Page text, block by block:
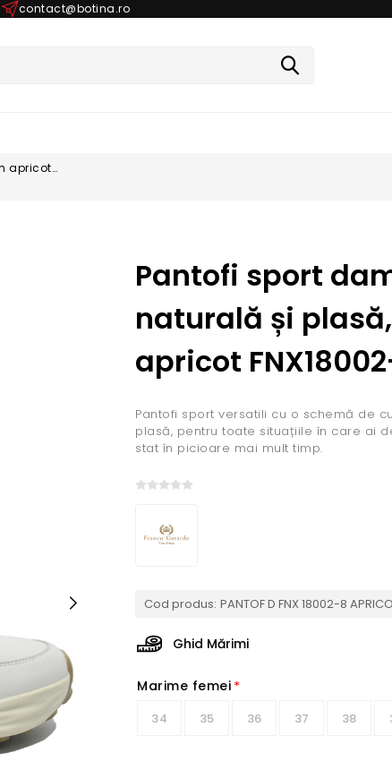
contact@botina.ro
apricot
Pantofi sport
naturală și
apricot
Pantofi sport versatili cu o schemă de
plasă, pentru toate situațiile în care ai
stat în picioare mai mult timp.
Cod produs: PANTOF D FNX 18002-8
Ghid Mărimi
Marime femei *
34 35 36 37 38